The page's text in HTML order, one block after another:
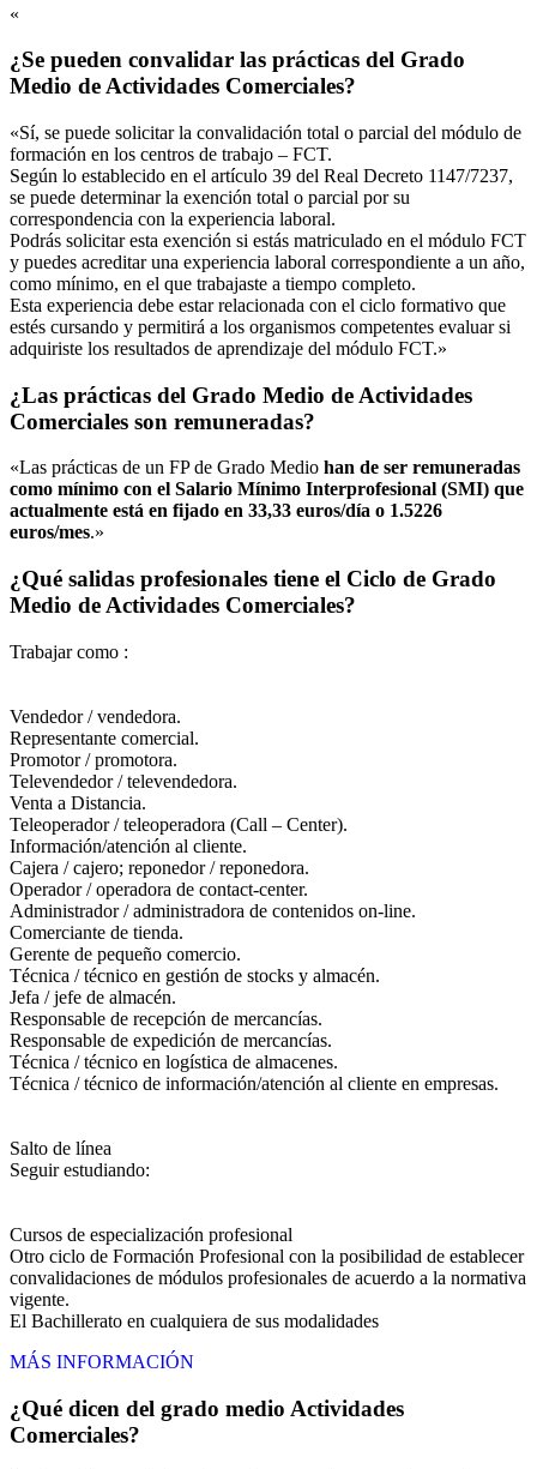
«
¿Se pueden convalidar las prácticas del Grado
Medio de Actividades Comerciales?
«Sí, se puede solicitar la convalidación total o parcial del módulo de
formación en los centros de trabajo – FCT.
Según lo establecido en el artículo 39 del Real Decreto 1147/7237,
se puede determinar la exención total o parcial por su
correspondencia con la experiencia laboral.
Podrás solicitar esta exención si estás matriculado en el módulo FCT
y puedes acreditar una experiencia laboral correspondiente a un año,
como mínimo, en el que trabajaste a tiempo completo.
Esta experiencia debe estar relacionada con el ciclo formativo que
estés cursando y permitirá a los organismos competentes evaluar si
adquiriste los resultados de aprendizaje del módulo FCT.»
¿Las prácticas del Grado Medio de Actividades
Comerciales son remuneradas?
«Las prácticas de un FP de Grado Medio han de ser remuneradas
como mínimo con el Salario Mínimo Interprofesional (SMI) que
actualmente está en fijado en 33,33 euros/día o 1.5226
euros/mes.»
¿Qué salidas profesionales tiene el Ciclo de Grado
Medio de Actividades Comerciales?
Trabajar como :
Vendedor / vendedora.
Representante comercial.
Promotor / promotora.
Televendedor / televendedora.
Venta a Distancia.
Teleoperador / teleoperadora (Call – Center).
Información/atención al cliente.
Cajera / cajero; reponedor / reponedora.
Operador / operadora de contact-center.
Administrador / administradora de contenidos on-line.
Comerciante de tienda.
Gerente de pequeño comercio.
Técnica / técnico en gestión de stocks y almacén.
Jefa / jefe de almacén.
Responsable de recepción de mercancías.
Responsable de expedición de mercancías.
Técnica / técnico en logística de almacenes.
Técnica / técnico de información/atención al cliente en empresas.
Salto de línea
Seguir estudiando:
Cursos de especialización profesional
Otro ciclo de Formación Profesional con la posibilidad de establecer
convalidaciones de módulos profesionales de acuerdo a la normativa
vigente.
El Bachillerato en cualquiera de sus modalidades
MÁS INFORMACIÓN
¿Qué dicen del grado medio Actividades
Comerciales?